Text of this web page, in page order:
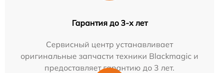
Гарантия до 3-х лет
Сервисный центр устанавливает
оригинальные запчасти техники Blackmagic и
предоставляет гарантию до 3 лет.